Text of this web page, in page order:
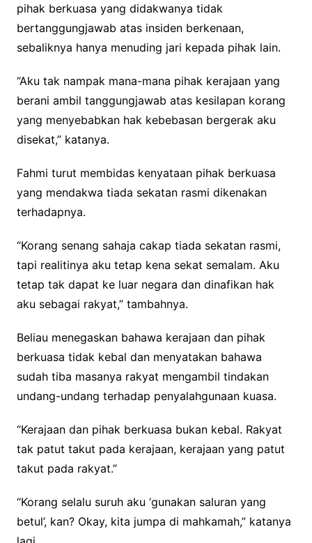
pihak berkuasa yang didakwanya tidak
bertanggungjawab atas insiden berkenaan,
sebaliknya hanya menuding jari kepada pihak lain.
“Aku tak nampak mana-mana pihak kerajaan yang
berani ambil tanggungjawab atas kesilapan korang
yang menyebabkan hak kebebasan bergerak aku
disekat,” katanya.
Fahmi turut membidas kenyataan pihak berkuasa
yang mendakwa tiada sekatan rasmi dikenakan
terhadapnya.
“Korang senang sahaja cakap tiada sekatan rasmi,
tapi realitinya aku tetap kena sekat semalam. Aku
tetap tak dapat ke luar negara dan dinafikan hak
aku sebagai rakyat,” tambahnya.
Beliau menegaskan bahawa kerajaan dan pihak
berkuasa tidak kebal dan menyatakan bahawa
sudah tiba masanya rakyat mengambil tindakan
undang-undang terhadap penyalahgunaan kuasa.
“Kerajaan dan pihak berkuasa bukan kebal. Rakyat
tak patut takut pada kerajaan, kerajaan yang patut
takut pada rakyat.”
“Korang selalu suruh aku ‘gunakan saluran yang
betul’, kan? Okay, kita jumpa di mahkamah,” katanya